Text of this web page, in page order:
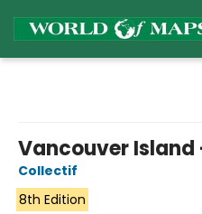
Vancouver
Collectif
8th Edition